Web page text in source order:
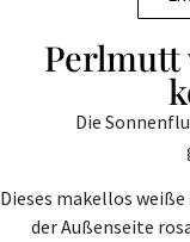
Perlmutt
Die
Dieses makellos
der Außenseite